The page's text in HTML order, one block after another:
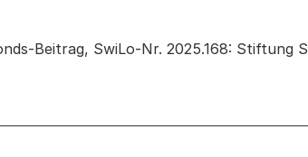
Geschäft
Beitrag, SwiLo-Nr. 2025.168: